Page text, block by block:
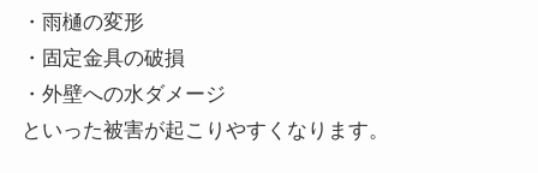
・雨樋の変形
・固定金具の破損
・外壁への水ダメージ
といった被害が起こりやすくなります。